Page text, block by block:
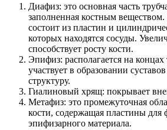
Диафиз: это основная часть
заполненная костным веществом.
состоит из пластин и
которых находятся сосуды.
способствует росту кости.
Эпифиз: располагается на концах
участвует в образовании
структуру.
Гиалиновый хрящ: покрывает
Метафиз: это промежуточная
кости, содержащая пластины для
эпифизарного материала.